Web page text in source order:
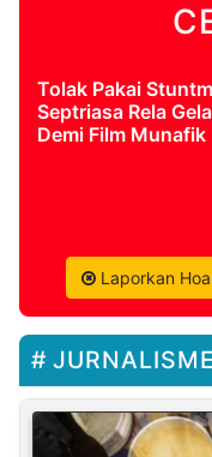
Tolak Pakai
Septriasa Rela
Demi Film Munafik
Laporkan